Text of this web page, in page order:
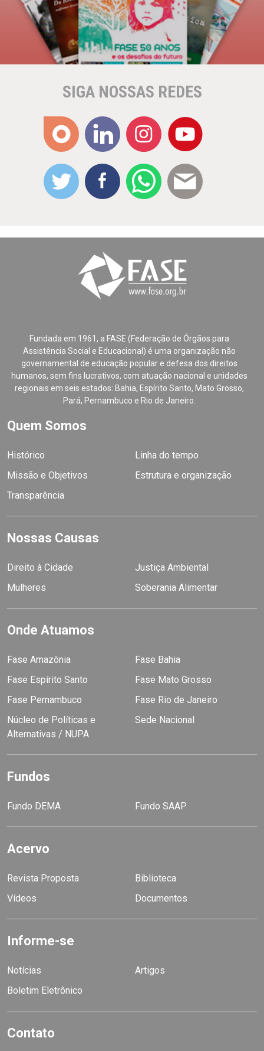
SIGA NOSSAS REDES
Fundada em 1961, a FASE (Federação de Órgãos para
Assistência Social e Educacional) é uma organização não
governamental de educação popular e defesa dos direitos
humanos, sem fins lucrativos, com atuação nacional e unidades
regionais em seis estados: Bahia, Espírito Santo, Mato Grosso,
Pará, Pernambuco e Rio de Janeiro.
Quem Somos
Histórico
Linha do tempo
Missão e Objetivos
Estrutura e organização
Transparência
Nossas Causas
Direito à Cidade
Justiça Ambiental
Mulheres
Soberania Alimentar
Onde Atuamos
Fase Amazônia
Fase Bahia
Fase Espírito Santo
Fase Mato Grosso
Fase Pernambuco
Fase Rio de Janeiro
Núcleo de Políticas e
Alternativas / NUPA
Sede Nacional
Fundos
Fundo DEMA Fundo SAAP
Acervo
Revista Proposta
Biblioteca
Vídeos
Documentos
Informe-se
Notícias
Artigos
Boletim Eletrônico
Contato